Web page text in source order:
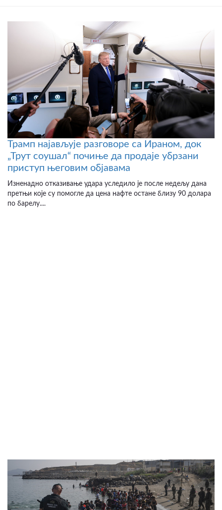
Трамп најављује разговоре са Ираном, док
„Трут соушал“ почиње да продаје убрзани
приступ његовим објавама
Изненадно отказивање удара уследило је после недељу дана
претњи које су помогле да цена нафте остане близу 90 долара
по барелу....